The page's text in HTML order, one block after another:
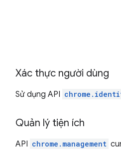
Xác thực người dùng
Sử dụng API
Quản lý tiện ích
API chrome.management